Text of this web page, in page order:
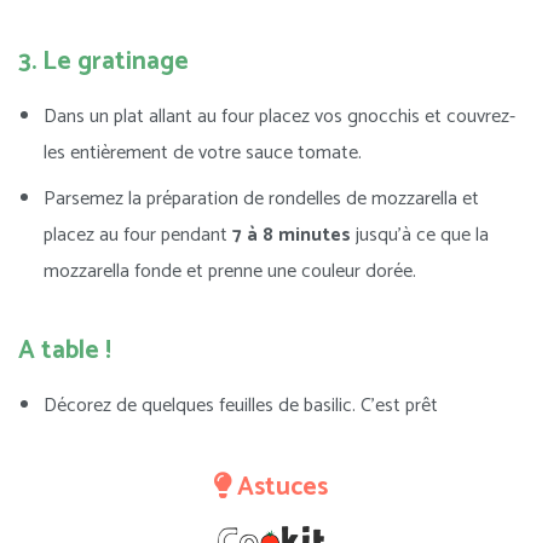
3. Le gratinage
Dans un plat allant au four placez vos gnocchis et couvrez-
les entièrement de votre sauce tomate.
Parsemez la préparation de rondelles de mozzarella et
placez au four pendant7 à 8 minutesjusqu’à ce que la
mozzarella fonde et prenne une couleur dorée.
A table !
Décorez de quelques feuilles de basilic. C’est prêt
Astuces